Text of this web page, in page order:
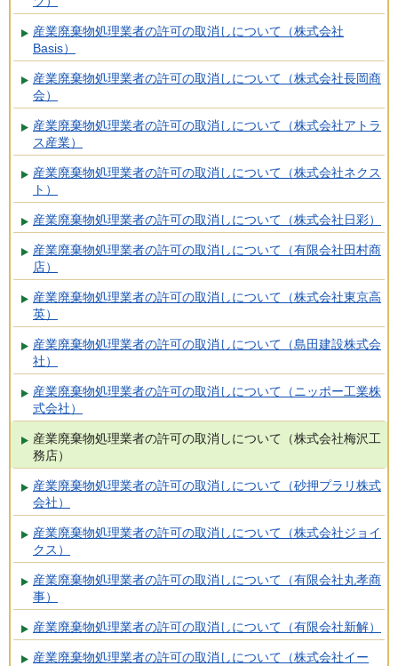
産業廃棄物処理業者の許可の取消しについて（株式会社
Basis）
産業廃棄物処理業者の許可の取消しについて（株式会社長岡商
会）
産業廃棄物処理業者の許可の取消しについて（株式会社アトラ
ス産業）
産業廃棄物処理業者の許可の取消しについて（株式会社ネクス
ト）
産業廃棄物処理業者の許可の取消しについて（株式会社日彩）
産業廃棄物処理業者の許可の取消しについて（有限会社田村商
店）
産業廃棄物処理業者の許可の取消しについて（株式会社東京高
英）
産業廃棄物処理業者の許可の取消しについて（島田建設株式会
社）
産業廃棄物処理業者の許可の取消しについて（ニッポー工業株
式会社）
産業廃棄物処理業者の許可の取消しについて（株式会社梅沢工
務店）
産業廃棄物処理業者の許可の取消しについて（砂押プラリ株式
会社）
産業廃棄物処理業者の許可の取消しについて（株式会社ジョイ
クス）
産業廃棄物処理業者の許可の取消しについて（有限会社丸孝商
事）
産業廃棄物処理業者の許可の取消しについて（有限会社新解）
産業廃棄物処理業者の許可の取消しについて（株式会社イー